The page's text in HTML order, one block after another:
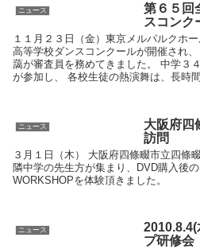
ニュース
第６５回
スコンク
１１月２３日（金）東京メルパルクホ
高等学校ダンスコンクールが開催され
藹が審査員を務めてきました。 中学３
が参加し、 各校生徒の熱演舞は、長時間
ニュース
大阪府四
訪問
３月１日（木） 大阪府四條畷市立四條
隣中学の先生方が集まり、DVD購入後
WORKSHOPを体験頂きました。
ニュース
2010.8.4(
プ研修会